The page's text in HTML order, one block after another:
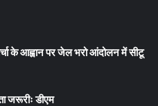
के आह्वान पर जेल भरो आंदोलन में सीटू
जरूरीः डीएम